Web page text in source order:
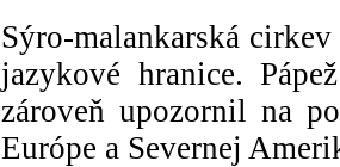
Sýro-malankarská
jazykové hranice.
zároveň upozornil na
Európe a Severnej